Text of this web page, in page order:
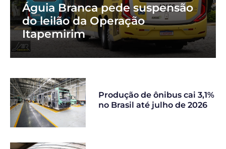
Águia Branca pede suspensão
do leilão da Operação
Itapemirim
Produção de ônibus cai 3,1%
no Brasil até julho de 2026